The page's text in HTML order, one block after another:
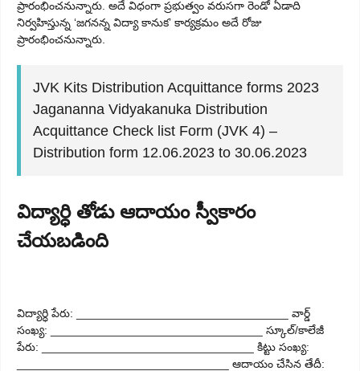
ప్రారంభించనున్నారు. అదే విధంగా ప్రభుత్వం వరుసగా రెండో ఏడాది
నిర్వహిస్తున్న ‘జగనన్న విద్యా కానుక’ కార్యక్రమం అదే రోజు
ప్రారంభించనున్నారు.
JVK Kits Distribution Acquittance forms 2023
Jagananna Vidyakanuka Distribution
Acquittance Check list Form (JVK 4) –
Distribution form 12.06.2023 to 30.06.2023
విద్యార్ధి తోడు ఆదాయం స్వీకారం
చేయబడింది
విద్యార్ధి పేరు: _________________________________ వార్డ్
సంఖ్య: _________________________________ స్కూల్/కాలేజీ
పేరు: _________________________________ కిట్టు సంఖ్య:
_________________________________ ఆదాయం చేసిన తేదీ: